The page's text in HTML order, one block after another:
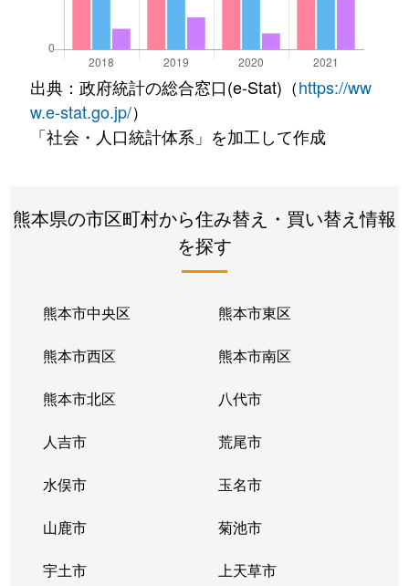
出典：政府統計の総合窓口(e-Stat)（https://ww
w.e-stat.go.jp/）
「社会・人口統計体系」を加工して作成
熊本県の市区町村から住み替え・買い替え情報
を探す
熊本市中央区 熊本市東区
熊本市西区 熊本市南区
熊本市北区 八代市
人吉市 荒尾市
水俣市 玉名市
山鹿市 菊池市
宇土市 上天草市